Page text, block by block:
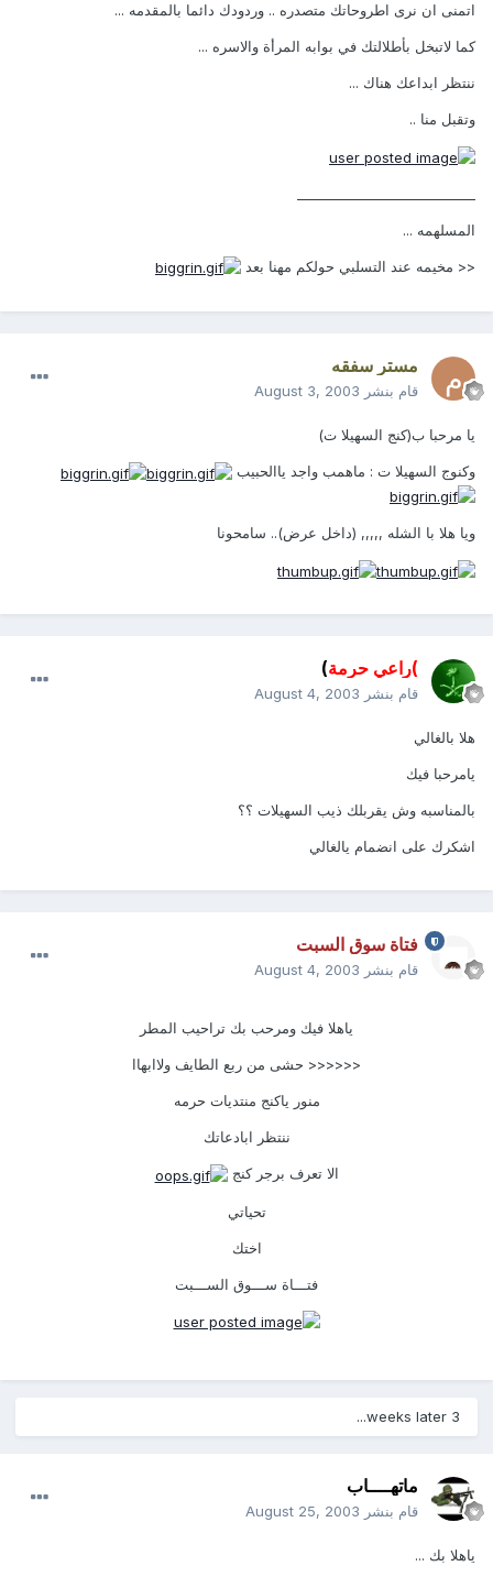
اتمنى ان نرى اطروحاتك متصدره .. وردودك دائما بالمقدمه ...
كما لاتبخل بأطلالتك في بوابه المرأة والاسره ...
ننتظر ابداعك هناك ...
وتقبل منا ..
المسلهمه ...
<< مخيمه عند التسلبي حولكم مهنا بعد
مستر سفقه
قام بنشر August 3, 2003
يا مرحبا ب(كنج السهيلا ت)
وكنوج السهيلا ت : ماهمب واجد ياالحبيب
ويا هلا با الشله ,,,,, (داخل عرض).. سامحونا
)راعي حرمة)
قام بنشر August 4, 2003
هلا بالغالي
يامرحبا فيك
بالمناسبه وش يقربلك ذيب السهيلات ؟؟
اشكرك على انضمام يالغالي
فتاة سوق السبت
قام بنشر August 4, 2003
ياهلا فيك ومرحب بك تراحيب المطر
<<<<<< حشى من ربع الطايف ولاابهاا
منور ياكنج منتديات حرمه
ننتظر ابادعاتك
الا تعرف برجر كنج
تحياتي
اختك
فتـــاة ســـوق الســـبت
3 weeks later...
ماتهــــاب
قام بنشر August 25, 2003
ياهلا بك ...